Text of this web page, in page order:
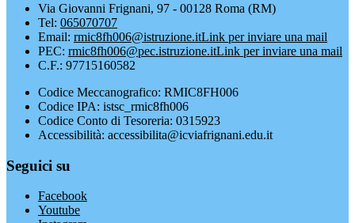
Via Giovanni Frignani, 97 - 00128 Roma (RM)
Tel: 065070707
Email: rmic8fh006@istruzione.itLink per inviare una mail
PEC: rmic8fh006@pec.istruzione.itLink per inviare una mail
C.F.: 97715160582
Codice Meccanografico: RMIC8FH006
Codice IPA: istsc_rmic8fh006
Codice Conto di Tesoreria: 0315923
Accessibilità: accessibilita@icviafrignani.edu.it
Seguici su
Facebook
Youtube